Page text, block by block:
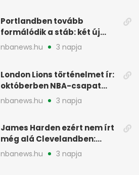
Portlandben tovább
formálódik a stáb: két új
szakember a Blazersnél
nbanews.hu 3 napja
London Lions történelmet ír:
októberben NBA-csapat
ellen lép pályára
nbanews.hu 3 napja
James Harden ezért nem írt
még alá Clevelandben:
pénzügyi okok
nbanews.hu 3 napja